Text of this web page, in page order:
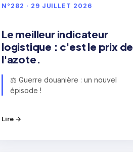
N°282 · 29 JUILLET 2026
Le meilleur indicateur
logistique : c'est le prix de
l'azote.
⚖️ Guerre douanière : un nouvel
épisode !
Lire →